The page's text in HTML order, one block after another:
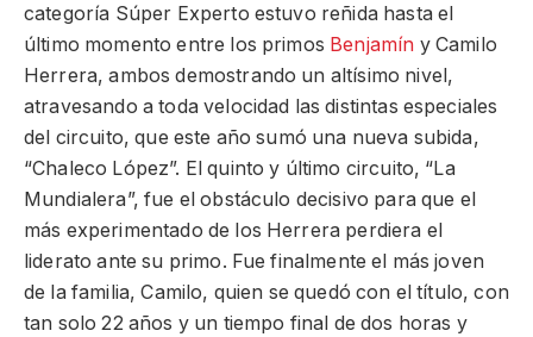
categoría Súper Experto estuvo reñida hasta el
último momento entre los primos Benjamín y Camilo
Herrera, ambos demostrando un altísimo nivel,
atravesando a toda velocidad las distintas especiales
del circuito, que este año sumó una nueva subida,
“Chaleco López”. El quinto y último circuito, “La
Mundialera”, fue el obstáculo decisivo para que el
más experimentado de los Herrera perdiera el
liderato ante su primo. Fue finalmente el más joven
de la familia, Camilo, quien se quedó con el título, con
tan solo 22 años y un tiempo final de dos horas y